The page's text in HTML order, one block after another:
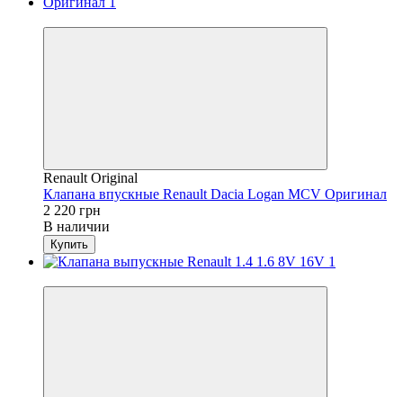
Renault Original
Клапана впускные Renault Dacia Logan MCV Оригинал
2 220 грн
В наличии
Купить